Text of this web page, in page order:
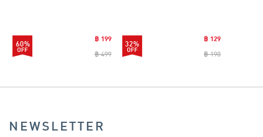
60%
฿ 199
฿ 499
32%
฿ 129
฿ 190
NEWSLETTER